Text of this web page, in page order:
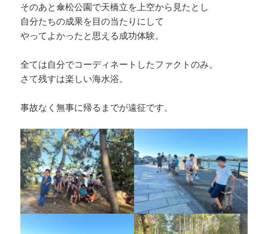
そのあと傘松公園で天橋立を上空から見たとし
自分たちの成果を目の当たりにして
やってよかったと思える成功体験。
全ては自分でコーディネートしたファクトのみ。
さて残すは楽しい海水浴。
事故なく無事に帰るまでが遠征です。